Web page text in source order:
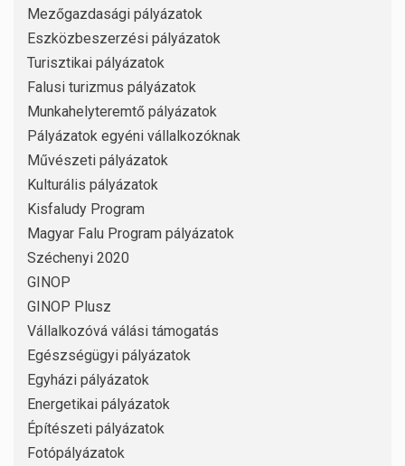
Mezőgazdasági pályázatok
Eszközbeszerzési pályázatok
Turisztikai pályázatok
Falusi turizmus pályázatok
Munkahelyteremtő pályázatok
Pályázatok egyéni vállalkozóknak
Művészeti pályázatok
Kulturális pályázatok
Kisfaludy Program
Magyar Falu Program pályázatok
Széchenyi 2020
GINOP
GINOP Plusz
Vállalkozóvá válási támogatás
Egészségügyi pályázatok
Egyházi pályázatok
Energetikai pályázatok
Építészeti pályázatok
Fotópályázatok